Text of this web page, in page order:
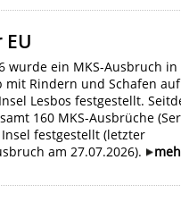
wurde ein MKS-Ausbruch in
mit Rindern und Schafen
Lesbos festgestellt.
160 MKS-Ausbrüche
Insel festgestellt (letzter
am 27.07.2026).